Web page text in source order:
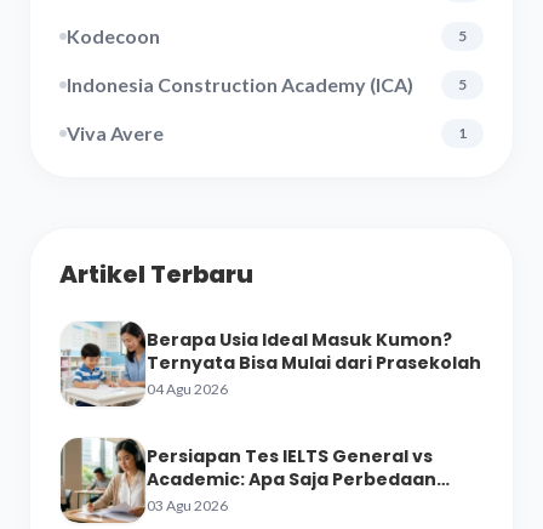
Kodecoon 5
Indonesia Construction Academy (ICA) 5
Viva Avere 1
Artikel Terbaru
Berapa Usia Ideal Masuk Kumon?
Ternyata Bisa Mulai dari Prasekolah
04 Agu 2026
Persiapan Tes IELTS General vs
Academic: Apa Saja Perbedaan
Materinya?
03 Agu 2026